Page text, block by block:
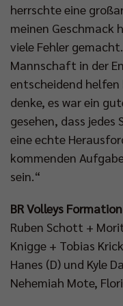
herrschte eine
meinen Geschmack
viele Fehler
Mannschaft in der
entscheidend helfen
denke, es war ein
gesehen, dass jedes
eine echte
kommenden
sein.“
BR Volleys Formation
Ruben Schott +
Knigge + Tobias
Hanes (D) und Kyle
Nehemiah Mote,